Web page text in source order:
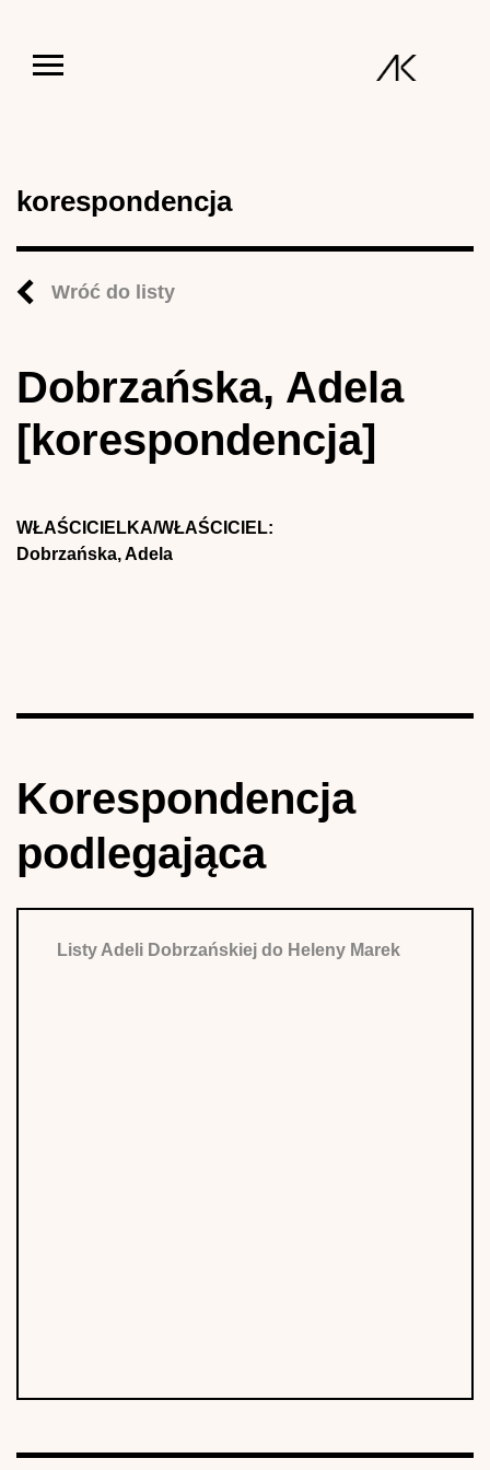
korespondencja
Wróć do listy
Dobrzańska, Adela
[korespondencja]
WŁAŚCICIELKA/WŁAŚCICIEL:
Dobrzańska, Adela
Korespondencja
podlegająca
Listy Adeli Dobrzańskiej do Heleny Marek